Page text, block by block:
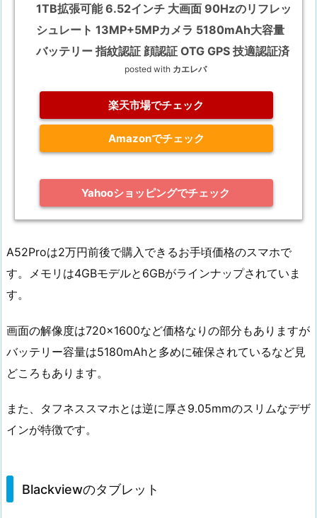
1TB拡張可能 6.52インチ 大画面 90Hzのリフレッ
シュレート 13MP+5MPカメラ 5180mAh大容量
バッテリー 指紋認証 顔認証 OTG GPS 技適認証済
posted with カエレバ
楽天市場でチェック
Amazonでチェック
Yahooショッピングでチェック
A52Proは2万円前後で購入できるお手頃価格のスマホで
す。メモリは4GBモデルと6GBがラインナップされていま
す。
画面の解像度は720×1600など価格なりの部分もありますが
バッテリー容量は5180mAhと多めに確保されているなど見
どころもあります。
また、タフネススマホとは逆に厚さ9.05mmのスリムなデザ
インが特徴です。
Blackviewのタブレット